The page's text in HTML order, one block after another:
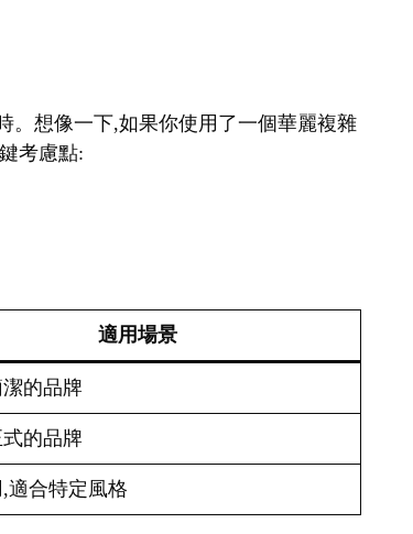
。想像一下,如果你使用了一個華麗複雜
考慮點:
適用場景
的品牌
的品牌
適合特定風格